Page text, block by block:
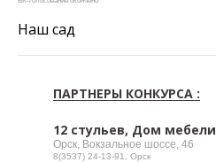
Наш сад
ПАРТНЕРЫ КОНКУРСА :
12 стульев, Дом мебели
Орск, Вокзальное шоссе, 46
8(3537) 24-13-91, Орск